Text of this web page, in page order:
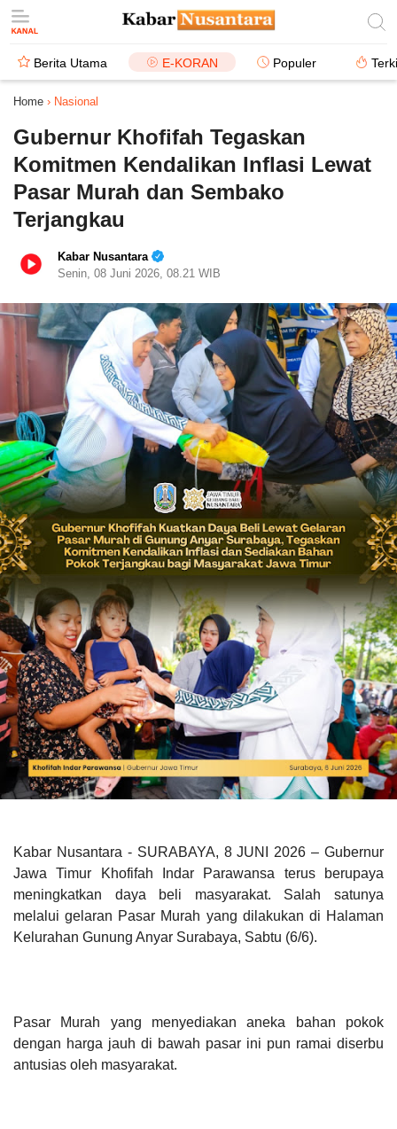
Berita Utama E-KORAN Populer
Home › Nasional
Gubernur Khofifah Tegaskan
Komitmen Kendalikan Inflasi Lewat
Pasar Murah dan Sembako
Terjangkau
Kabar Nusantara
Senin, 08 Juni 2026, 08.21 WIB
Kabar Nusantara - SURABAYA, 8 JUNI 2026 – Gubernur
Jawa Timur Khofifah Indar Parawansa terus berupaya
meningkatkan daya beli masyarakat. Salah satunya
melalui gelaran Pasar Murah yang dilakukan di Halaman
Kelurahan Gunung Anyar Surabaya, Sabtu (6/6).
Pasar Murah yang menyediakan aneka bahan pokok
dengan harga jauh di bawah pasar ini pun ramai diserbu
antusias oleh masyarakat.